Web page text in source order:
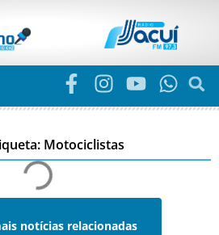
Motociclistas
notícias relacionadas